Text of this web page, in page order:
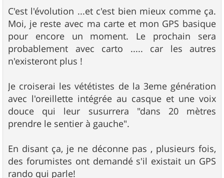
C'est l'évolution ...et c'est bien mieux comme ça.
Moi, je reste avec ma carte et mon GPS basique
pour encore un moment. Le prochain sera
probablement avec carto ..... car les autres
n'existeront plus !
Je croiserai les vététistes de la 3eme génération
avec l'oreillette intégrée au casque et une voix
douce qui leur susurrera "dans 20 mètres
prendre le sentier à gauche".
En disant ça, je ne déconne pas , plusieurs fois,
des forumistes ont demandé s'il existait un GPS
rando qui parle!